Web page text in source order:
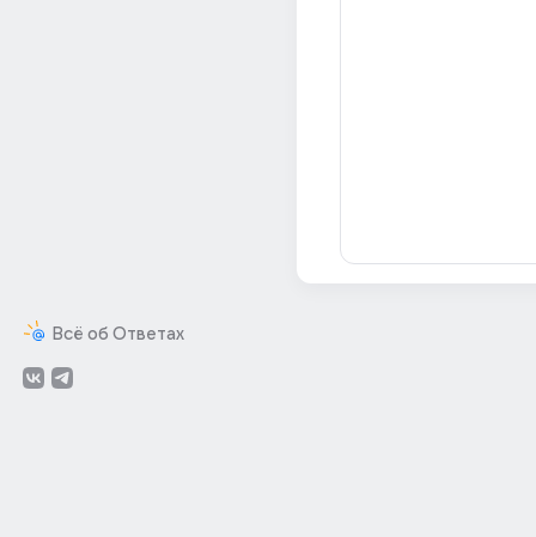
Всё об Ответах